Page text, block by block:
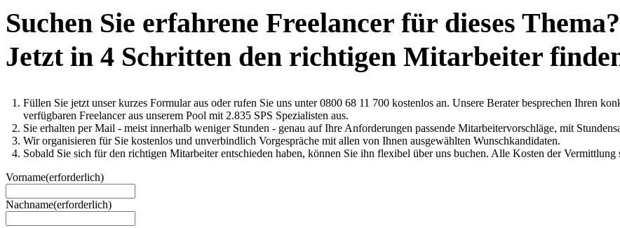
Suchen Sie erfahrene Freelancer für dieses Thema?
Jetzt in 4 Schritten den richtigen Mitarbeiter
Füllen Sie jetzt unser kurzes Formular aus oder rufen Sie uns unter 0800 68 11 700 kostenlos an. Unsere Berater besprechen Ihren
verfügbaren Freelancer aus unserem Pool mit 2.835 SPS Spezialisten aus.
Sie erhalten per Mail - meist innerhalb weniger Stunden - genau auf Ihre Anforderungen passende Mitarbeitervorschläge, mit
Wir organisieren für Sie kostenlos und unverbindlich Vorgespräche mit allen von Ihnen ausgewählten Wunschkandidaten.
Sobald Sie sich für den richtigen Mitarbeiter entschieden haben, können Sie ihn flexibel über uns buchen. Alle Kosten der Vermittlung
Vorname(erforderlich)
Nachname(erforderlich)